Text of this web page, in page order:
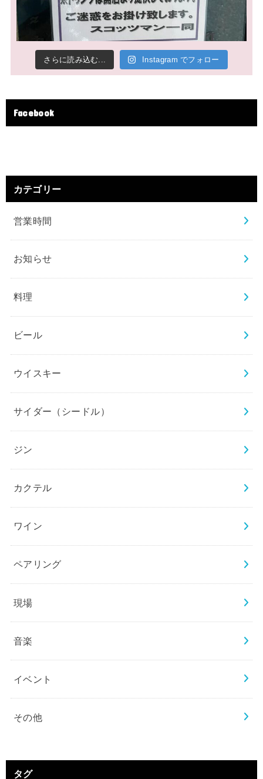
さらに読み込む... Instagram でフォロー
Facebook
カテゴリー
営業時間
お知らせ
料理
ビール
ウイスキー
サイダー（シードル）
ジン
カクテル
ワイン
ペアリング
現場
音楽
イベント
その他
タグ